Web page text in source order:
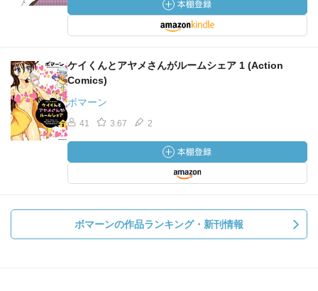
ケイくんとアヤメさんがルームシェア 1 (Action
Comics)
ボマーン
41 3.67 2
ボマーンの作品ランキング・新刊情報